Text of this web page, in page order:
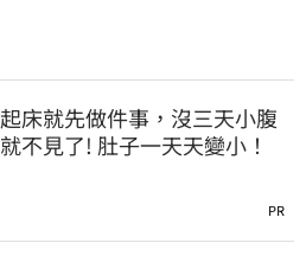
起床就先做件事，沒三天小腹
就不見了! 肚子一天天變小！
PR